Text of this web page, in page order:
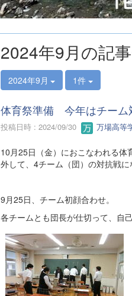
2024年9月の記
2024年9月 1件
体育祭準備 今年はチーム
投稿日時 : 2024/09/30 万場高等
10月25日（金）におこなわれる体
外して、4チーム（団）の対抗戦に
9月25日、チーム初顔合わせ。
各チームとも団長が仕切って、自